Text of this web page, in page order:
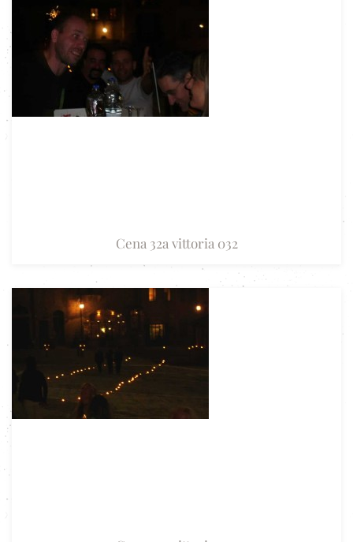
Cena 32a vittoria 032